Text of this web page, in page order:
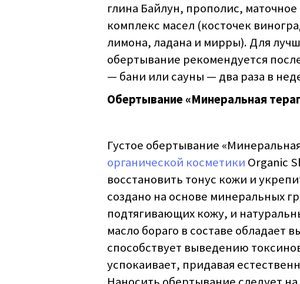
глина Байлун, прополис,
комплекс масел (косточек
лимона, ладана и мирры). Для
обертывание рекомендуется
— бани или сауны — два раза в
Обертывание «Минеральная
Густое обертывание
органической косметики Organic
восстановить тонус кожи и
создано на основе минеральных
подтягивающих кожу, и
масло бораго в составе
способствует выведению
успокаивает, придавая